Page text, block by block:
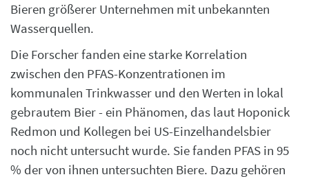
Bieren größerer Unternehmen mit unbekannten
Wasserquellen.
Die Forscher fanden eine starke Korrelation
zwischen den PFAS-Konzentrationen im
kommunalen Trinkwasser und den Werten in lokal
gebrautem Bier - ein Phänomen, das laut Hoponick
Redmon und Kollegen bei US-Einzelhandelsbier
noch nicht untersucht wurde. Sie fanden PFAS in 95
% der von ihnen untersuchten Biere. Dazu gehören